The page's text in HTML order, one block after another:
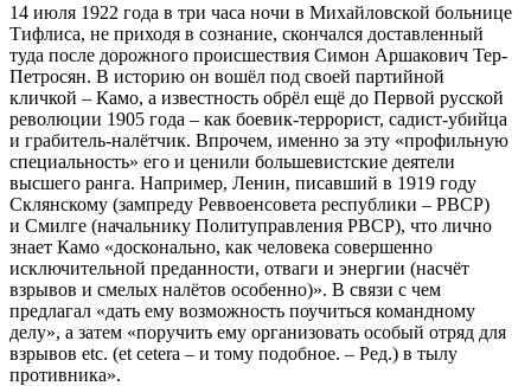
14 июля 1922 года в три часа ночи в Михайловской больнице
Тифлиса, не приходя в сознание, скончался доставленный
туда после дорожного происшествия Симон Аршакович Тер-
Петросян. В историю он вошёл под своей партийной
кличкой – Камо, а известность обрёл ещё до Первой русской
революции 1905 года – как боевик-террорист, садист-убийца
и грабитель-налётчик. Впрочем, именно за эту «профильную
специальность» его и ценили большевистские деятели
высшего ранга. Например, Ленин, писавший в 1919 году
Склянскому (зампреду Реввоенсовета республики – РВСР)
и Смилге (начальнику Политуправления РВСР), что лично
знает Камо «досконально, как человека совершенно
исключительной преданности, отваги и энергии (насчёт
взрывов и смелых налётов особенно)». В связи с чем
предлагал «дать ему возможность поучиться командному
делу», а затем «поручить ему организовать особый отряд для
взрывов etc. (et cetera – и тому подобное. – Ред.) в тылу
противника».